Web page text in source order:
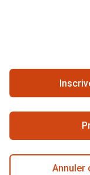
Boutique
Se rétracter
Annuler